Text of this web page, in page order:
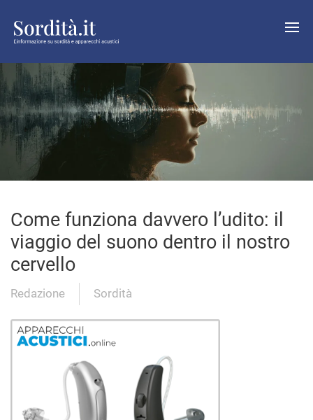
Come funziona davvero l’udito: il
viaggio del suono dentro il nostro
cervello
Redazione Sordità